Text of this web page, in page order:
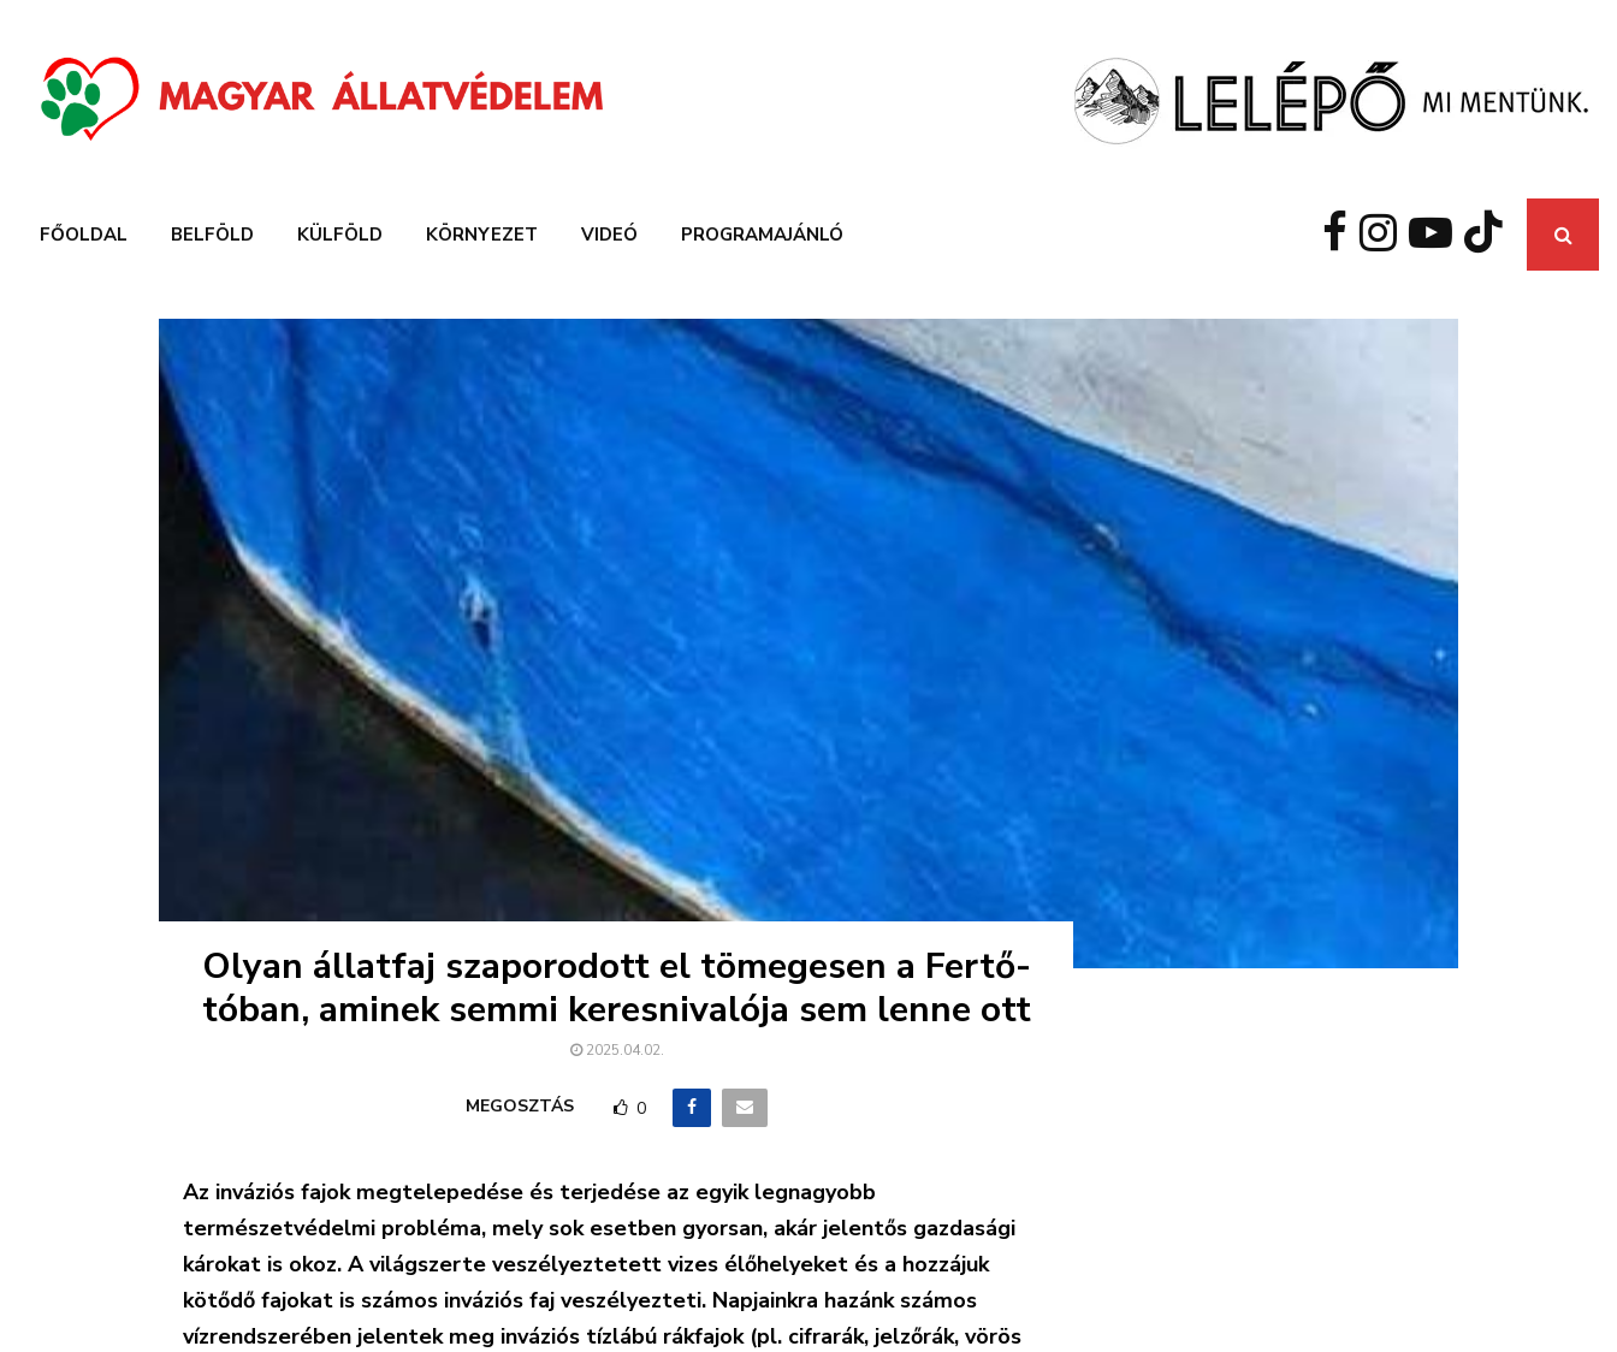
FŐOLDAL BELFÖLD KÜLFÖLD KÖRNYEZET VIDEÓ PROGRAMAJÁNLÓ
Olyan állatfaj szaporodott el tömegesen a Fertő-
tóban, aminek semmi keresnivalója sem lenne ott
2025.04.02.
MEGOSZTÁS 0
Az inváziós fajok megtelepedése és terjedése az egyik legnagyobb
természetvédelmi probléma, mely sok esetben gyorsan, akár jelentős gazdasági
károkat is okoz. A világszerte veszélyeztetett vizes élőhelyeket és a hozzájuk
kötődő fajokat is számos inváziós faj veszélyezteti. Napjainkra hazánk számos
vízrendszerében jelentek meg inváziós tízlábú rákfajok (pl. cifrarák, jelzőrák, vörös